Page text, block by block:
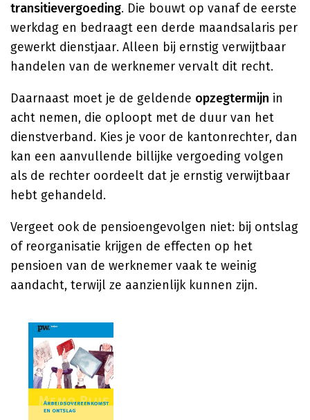
transitievergoeding. Die bouwt op vanaf de eerste
werkdag en bedraagt een derde maandsalaris per
gewerkt dienstjaar. Alleen bij ernstig verwijtbaar
handelen van de werknemer vervalt dit recht.
Daarnaast moet je de geldende opzegtermijn in
acht nemen, die oploopt met de duur van het
dienstverband. Kies je voor de kantonrechter, dan
kan een aanvullende billijke vergoeding volgen
als de rechter oordeelt dat je ernstig verwijtbaar
hebt gehandeld.
Vergeet ook de pensioengevolgen niet: bij ontslag
of reorganisatie krijgen de effecten op het
pensioen van de werknemer vaak te weinig
aandacht, terwijl ze aanzienlijk kunnen zijn.